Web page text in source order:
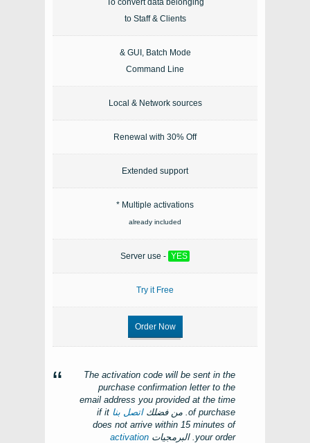
To convert data belonging
to Staff & Clients
GUI, Batch Mode &
Command Line
Local & Network sources
Renewal with 30% Off
Extended support
Multiple activations *
already included
Server use - YES
Try it Free
Order Now
The activation code will be sent in the
purchase confirmation letter to the
email address you provided at the time
of purchase. من فضلكاتصل بنا if it
does not arrive within 15 minutes of
your order. البرمجيات activation